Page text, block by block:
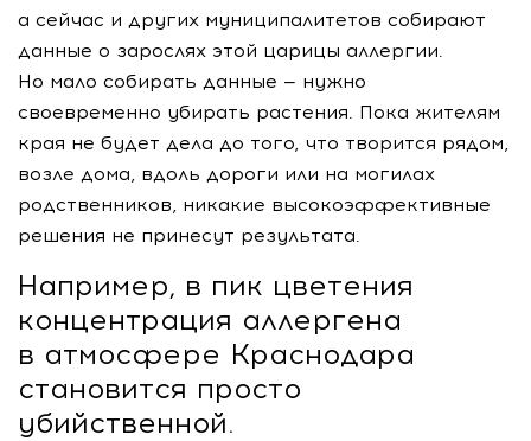
а сейчас и других муниципалитетов собирают
данные о зарослях этой царицы аллергии.
Но мало собирать данные — нужно
своевременно убирать растения. Пока жителям
края не будет дела до того, что творится рядом,
возле дома, вдоль дороги или на могилах
родственников, никакие высокоэффективные
решения не принесут результата.
Например, в пик цветения
концентрация аллергена
в атмосфере Краснодара
становится просто
убийственной.